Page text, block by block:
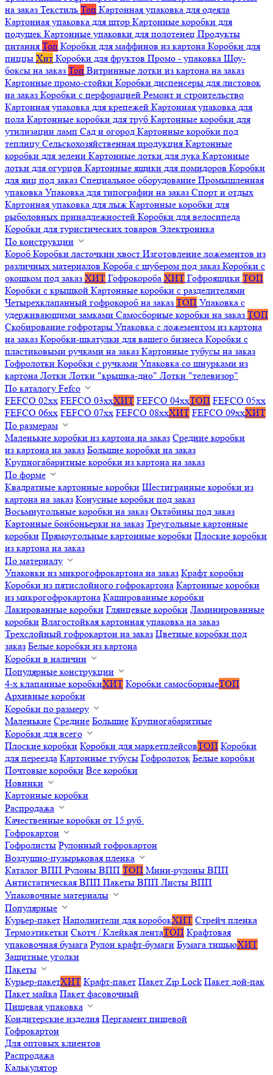
на заказ Текстиль Топ Картонная упаковка для одеяла
Картонная упаковка для штор Картонные коробки для
подушек Картонные упаковки для полотенец Продукты
питания Топ Коробки для маффинов из картона Коробки для
пиццы Хит Коробки для фруктов Промо - упаковка Шоу-
боксы на заказ Топ Витринные лотки из картона на заказ
Картонные промо-стойки Коробки диспенсеры для листовок
на заказ Коробки с перфорацией Ремонт и строительство
Картонная упаковка для крепежей Картонная упаковка для
пола Картонные коробки для труб Картонные коробки для
утилизации ламп Сад и огород Картонные коробки под
теплицу Сельскохозяйственная продукция Картонные
коробки для зелени Картонные лотки для лука Картонные
лотки для огурцов Картонные ящики для помидоров Коробки
для яиц под заказ Специальное оборудование Промышленная
упаковка Упаковка для типографии на заказ Спорт и отдых
Картонная упаковка для лыж Картонные коробки для
рыболовных принадлежностей Коробки для велосипеда
Коробки для туристических товаров Электроника
По конструкции
Короб Коробки ласточкин хвост Изготовление ложементов из
различных материалов Короба с шубером под заказ Коробки с
окошком под заказ ХИТ Гофрокороба ХИТ Гофроящики ТОП
Коробки с крышкой Картонные коробки с разделителями
Четырехклапанный гофрокороб на заказ ТОП Упаковка с
удерживающими замками Самосборные коробки на заказ ТОП
Скобирование гофротары Упаковка с ложементом из картона
на заказ Коробки-шкатулки для вашего бизнеса Коробки с
пластиковыми ручками на заказ Картонные тубусы на заказ
Гофролотки Коробки с ручками Упаковка со шнурками из
картона Лотки Лотки "крышка-дно" Лотки "телевизор"
По каталогу Fefco
FEFCO 02xx FEFCO 03xxХИТ FEFCO 04xxТОП FEFCO 05xx
FEFCO 06xx FEFCO 07xx FEFCO 08xxХИТ FEFCO 09xxХИТ
По размерам
Маленькие коробки из картона на заказ Средние коробки
из картона на заказ Большие коробки на заказ
Крупногабаритные коробки из картона на заказ
По форме
Квадратные картонные коробки Шестигранные коробки из
картона на заказ Конусные коробки под заказ
Восьмиугольные коробки на заказ Октабины под заказ
Картонные бонбоньерки на заказ Треугольные картонные
коробки Прямоугольные картонные коробки Плоские коробки
из картона на заказ
По материалу
Упаковки из микрогофрокартона на заказ Крафт коробки
Коробки из пятислойного гофрокартона Картонные коробки
из микрогофрокартона Кашированные коробки
Лакированные коробки Глянцевые коробки Ламинированные
коробки Влагостойкая картонная упаковка на заказ
Трехслойный гофрокартон на заказ Цветные коробки под
заказ Белые коробки из картона
Коробки в наличии
Популярные конструкции
4-х клапанные коробкиХИТ Коробки самосборныеТОП
Архивные коробки
Коробки по размеру
Маленькие Средние Большие Крупногабаритные
Коробки для всего
Плоские коробки Коробки для маркетплейсовТОП Коробки
для переезда Картонные тубусы Гофролоток Белые коробки
Почтовые коробки Все коробки
Новинки
Картонные коробки
Распродажа
Качественные коробки от 15 руб.
Гофрокартон
Гофролисты Рулонный гофрокартон
Воздушно-пузырьковая пленка
Каталог ВПП Рулоны ВПП ТОП Мини-рулоны ВПП
Антистатическая ВПП Пакеты ВПП Листы ВПП
Упаковочные материалы
Популярные
Курьер-пакет Наполнители для коробокХИТ Стрейч пленка
Термоэтикетки Скотч / Клейкая лентаТОП Крафтовая
упаковочная бумага Рулон крафт-бумаги Бумага тишьюХИТ
Защитные уголки
Пакеты
Курьер-пакетХИТ Крафт-пакет Пакет Zip Lock Пакет дой-пак
Пакет майка Пакет фасовочный
Пищевая упаковка
Кондитерские изделия Пергамент пищевой
Гофрокартон
Для оптовых клиентов
Распродажа
Калькулятор